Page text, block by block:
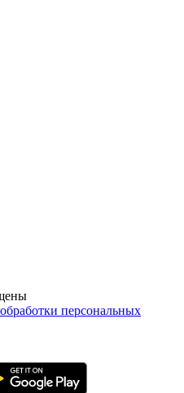
персональных